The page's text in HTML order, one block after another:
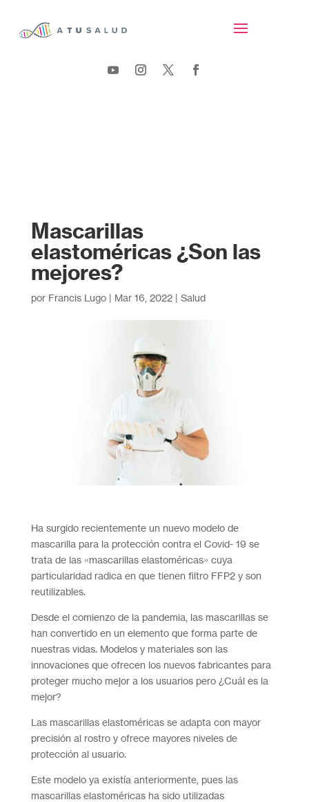
Mascarillas
elastoméricas ¿Son las
mejores?
por Francis Lugo| Mar 16, 2022| Salud
Ha surgido recientemente un nuevo modelo de
mascarilla para la protección contra el Covid- 19 se
trata de las «mascarillas elastoméricas» cuya
particularidad radica en que tienen filtro FFP2 y son
reutilizables.
Desde el comienzo de la pandemia, las mascarillas se
han convertido en un elemento que forma parte de
nuestras vidas. Modelos y materiales son las
innovaciones que ofrecen los nuevos fabricantes para
proteger mucho mejor a los usuarios pero ¿Cuál es la
mejor?
Las mascarillas elastoméricas se adapta con mayor
precisión al rostro y ofrece mayores niveles de
protección al usuario.
Este modelo ya existía anteriormente, pues las
mascarillas elastoméricas ha sido utilizadas